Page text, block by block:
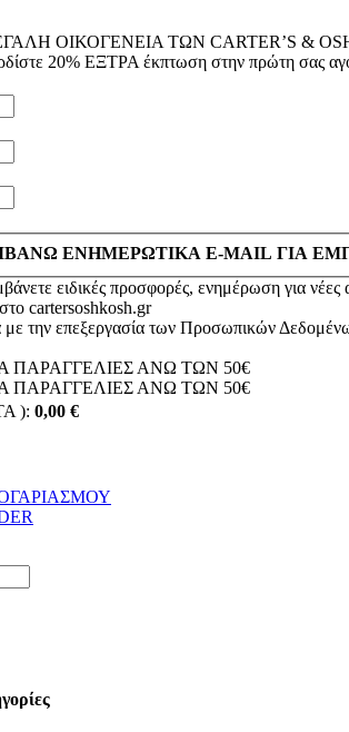
ΟΙΚΟΓΕΝΕΙΑ ΤΩΝ CARTER’S &
20% ΕΞΤΡΑ έκπτωση στην πρώτη σας
ΕΝΗΜΕΡΩΤΙΚΑ E-MAIL ΓΙΑ
ειδικές προσφορές, ενημέρωση για νέες
cartersoshkosh.gr
με την επεξεργασία των Προσωπικών
ΠΑΡΑΓΓΕΛΙΕΣ ΑΝΩ ΤΩΝ 50€
ΠΑΡΑΓΓΕΛΙΕΣ ΑΝΩ ΤΩΝ 50€
): 0,00 €